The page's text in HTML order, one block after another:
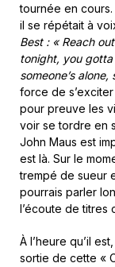
tournée en cours.
il se répétait à
Best : « Reach
tonight, you gotta
someone’s alone,
force de
pour preuve les
voir se tordre en
John Maus est
est là. Sur le
trempé de sueur
pourrais parler
l’écoute de titres
À l’heure qu’il
sortie de cette «